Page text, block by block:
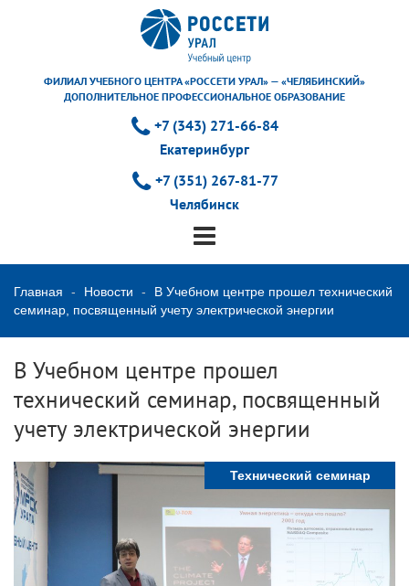
ФИЛИАЛ УЧЕБНОГО ЦЕНТРА «РОССЕТИ УРАЛ» — «ЧЕЛЯБИНСКИЙ»
ДОПОЛНИТЕЛЬНОЕ ПРОФЕССИОНАЛЬНОЕ ОБРАЗОВАНИЕ
+7 (343) 271-66-84
Екатеринбург
+7 (351) 267-81-77
Челябинск
Главная Новости
В Учебном центре прошел технический
семинар, посвященный учету электрической энергии
В Учебном центре прошел
технический семинар, посвященный
учету электрической энергии
Технический семинар